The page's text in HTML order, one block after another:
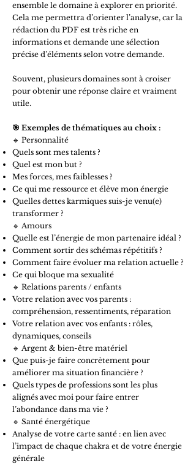
ensemble le domaine à explorer en priorité.
Cela me permettra d’orienter l’analyse, car la
rédaction du PDF est très riche en
informations et demande une sélection
précise d’éléments selon votre demande.
Souvent, plusieurs domaines sont à croiser
pour obtenir une réponse claire et vraiment
utile.
🎯 Exemples de thématiques au choix :
🔹 Personnalité
Quels sont mes talents ?
Quel est mon but ?
Mes forces, mes faiblesses ?
Ce qui me ressource et élève mon énergie
Quelles dettes karmiques suis-je venu(e)
transformer ?
🔹 Amours
Quelle est l’énergie de mon partenaire idéal ?
Comment sortir des schémas répétitifs ?
Comment faire évoluer ma relation actuelle ?
Ce qui bloque ma sexualité
🔹 Relations parents / enfants
Votre relation avec vos parents :
compréhension, ressentiments, réparation
Votre relation avec vos enfants : rôles,
dynamiques, conseils
🔹 Argent & bien-être matériel
Que puis-je faire concrètement pour
améliorer ma situation financière ?
Quels types de professions sont les plus
alignés avec moi pour faire entrer
l’abondance dans ma vie ?
🔹 Santé énergétique
Analyse de votre carte santé : en lien avec
l’impact de chaque chakra et de votre énergie
générale